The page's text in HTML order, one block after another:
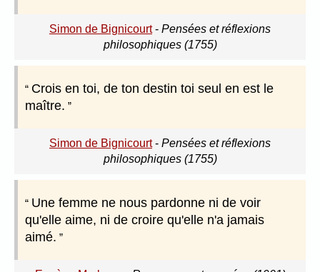
Simon de Bignicourt- Pensées et réflexions
philosophiques (1755)
Crois en toi, de ton destin toi seul en est le
maître.
Simon de Bignicourt- Pensées et réflexions
philosophiques (1755)
Une femme ne nous pardonne ni de voir
qu'elle aime, ni de croire qu'elle n'a jamais
aimé.